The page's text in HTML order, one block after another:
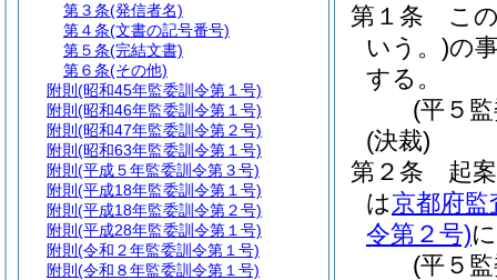
第１条
こ
いう。)の
する。
(平５
(決裁)
第２条
起
は京都府監
令第２号)
(平５
第３条(発信者名)
第４条(文書の記号番号)
第５条(完結文書)
第６条(その他)
附則 (昭和45年監委訓令第１号)
附則 (昭和46年監委訓令第１号)
附則 (昭和47年監委訓令第２号)
附則 (昭和63年監委訓令第１号)
附則 (平成５年監委訓令第３号)
附則 (平成18年監委訓令第１号)
附則 (平成18年監委訓令第２号)
附則 (平成28年監委訓令第１号)
附則 (令和２年監委訓令第１号)
附則 (令和８年監委訓令第１号)